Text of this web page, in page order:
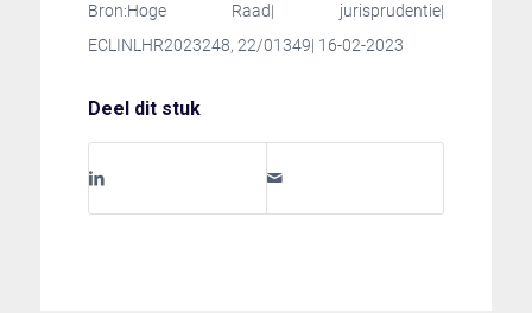
Bron:Hoge Raad| jurisprudentie|
ECLINLHR2023248, 22/01349| 16-02-2023
Deel dit stuk